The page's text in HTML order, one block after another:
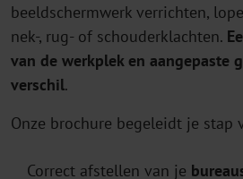
beeldschermwerk verrichten,
nek-, rug- of schouderklachten.
van de werkplek en aangepaste
verschil.
Onze brochure begeleidt je stap
Correct afstellen van je